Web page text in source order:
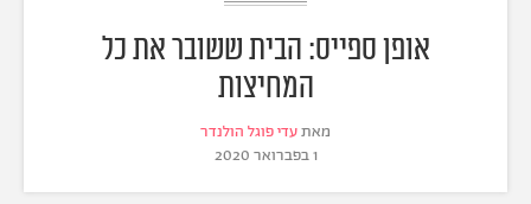
אופן ספייס: הבית ששובר את כל
המחיצות
מאתעדי פוגל הולנדר
1 בפברואר 2020